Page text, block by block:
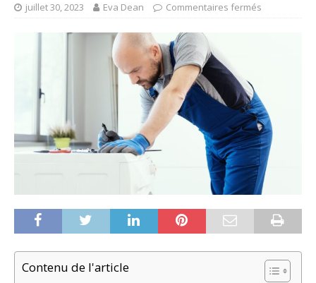
juillet 30, 2023 Eva Dean Commentaires fermés
Contenu de l'article